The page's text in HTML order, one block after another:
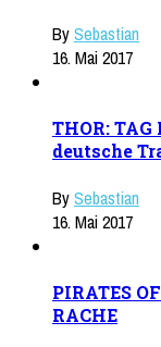
BySebastian
16. Mai 2017
THOR: TAG
deutsche
BySebastian
16. Mai 2017
PIRATES
RACHE